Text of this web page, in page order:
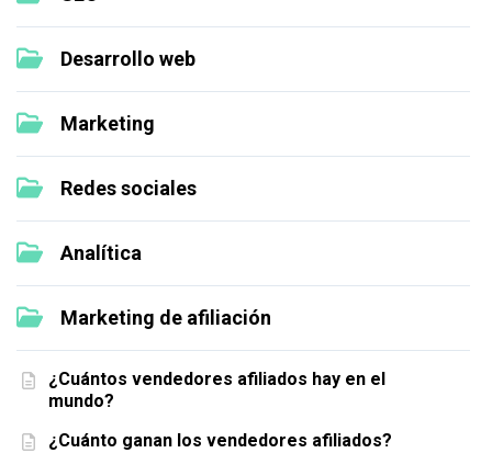
Desarrollo web
Marketing
Redes sociales
Analítica
Marketing de afiliación
¿Cuántos vendedores afiliados hay en el
mundo?
¿Cuánto ganan los vendedores afiliados?